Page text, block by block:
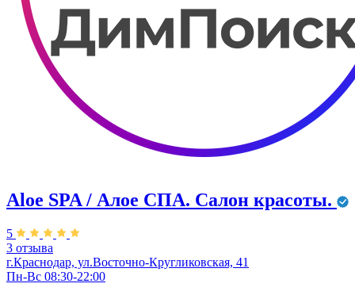
Aloe SPA / Алое СПА. Салон красоты.
5
3 отзыва
г.Краснодар, ул.Восточно-Кругликовская, 41
Пн-Вс 08:30-22:00